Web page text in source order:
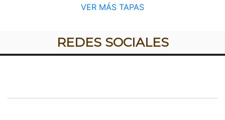
VER MÁS TAPAS
REDES SOCIALES